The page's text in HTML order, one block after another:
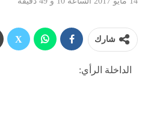
شارك
الداخلة الرأي: